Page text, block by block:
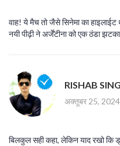
वाह! ये मैच तो जैसे सिनेमा का
नयी पीढ़ी ने अर्जेंटीना को एक ठंडा
RISHAB
अक्तूबर 25,
बिलकुल सही कहा, लेकिन याद रखो कि